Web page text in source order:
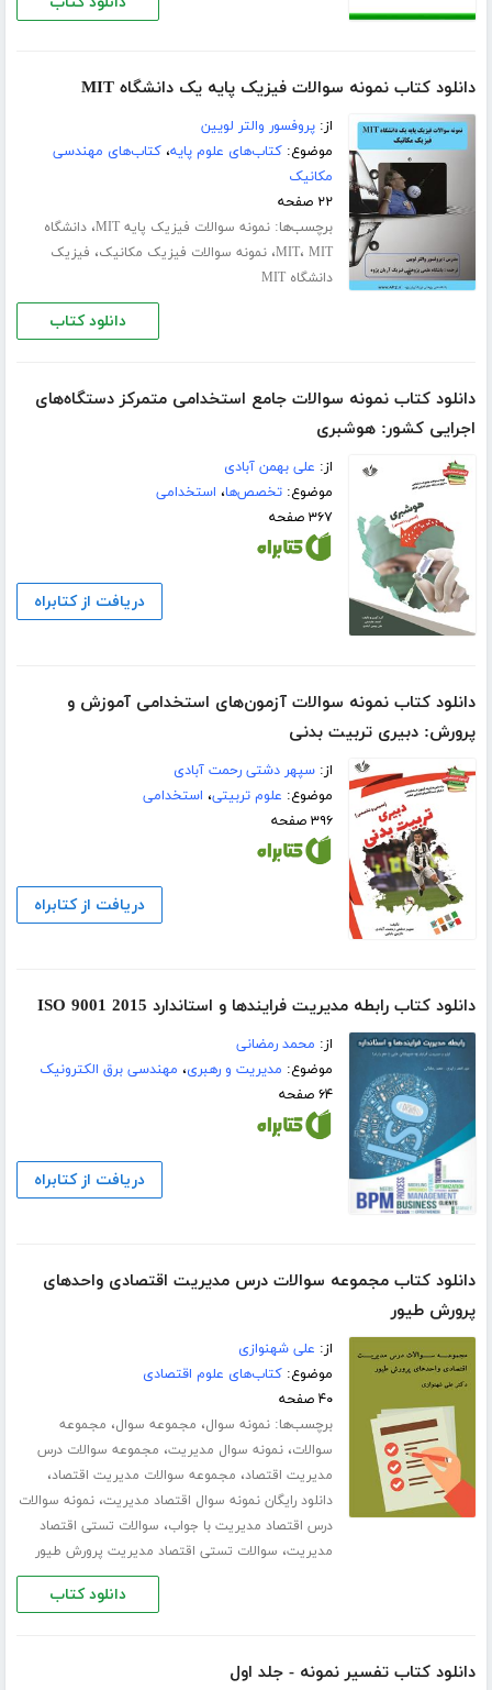
دانلود کتاب نمونه سوالات فیزیک پایه یک دانشگاه MIT
از:پروفسور والتر لویین
موضوع:کتاب‌های علوم پایه،کتاب‌های مهندسی
مکانیک
۲۲ صفحه
برچسب‌ها:نمونه سوالات فیزیک پایه MIT ،دانشگاه
MIT، MIT ،نمونه سوالات فیزیک مکانیک، فیزیک
دانشگاه MIT
دانلود کتاب
دانلود کتاب نمونه سوالات جامع استخدامی متمرکز دستگاه‌های
اجرایی کشور: هوشبری
از: علی بهمن آبادی
موضوع:تخصص‌ها، استخدامی
۳۶۷ صفحه
دریافت از کتابراه
دانلود کتاب نمونه سوالات آزمون‌های استخدامی آموزش و
پرورش: دبیری تربیت بدنی
از:سپهر دشتی رحمت آبادی
موضوع: علوم تربیتی، استخدامی
۳۹۶ صفحه
دریافت از کتابراه
دانلود کتاب رابطه مدیریت فرایندها و استاندارد ISO 9001 2015
از: محمد رمضانی
موضوع: مدیریت و رهبری، مهندسی برق الکترونیک
۶۴ صفحه
دریافت از کتابراه
دانلود کتاب مجموعه سوالات درس مدیریت اقتصادی واحدهای
پرورش طیور
از: علی شهنوازی
موضوع:کتاب‌های علوم اقتصادی
۴۰ صفحه
برچسب‌ها:نمونه سوال، مجموعه سوال، مجموعه
سوالات،نمونه سوال مدیریت، مجموعه سوالات درس
مدیریت اقتصاد، مجموعه سوالات مدیریت اقتصاد،
دانلود رایگان نمونه سوال اقتصاد مدیریت،نمونه سوالات
درس اقتصاد مدیریت با جواب، سوالات تستی اقتصاد
مدیریت، سوالات تستی اقتصاد مدیریت پرورش طیور
دانلود کتاب
دانلود کتاب تفسير نمونه - جلد اول